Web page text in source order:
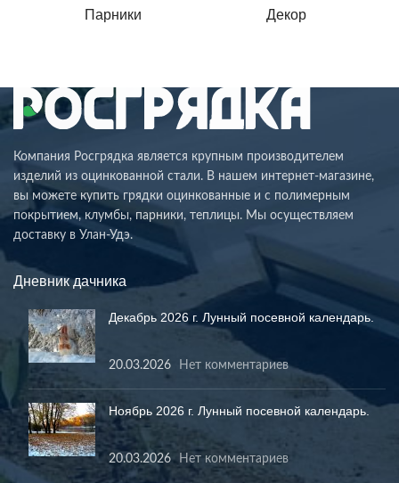
Парники Декор
Компания Росгрядка является крупным производителем
изделий из оцинкованной стали. В нашем интернет-магазине,
вы можете купить грядки оцинкованные и с полимерным
покрытием, клумбы, парники, теплицы. Мы осуществляем
доставку в Улан-Удэ.
Дневник дачника
Декабрь 2026 г. Лунный посевной календарь.
20.03.2026 Нет комментариев
Ноябрь 2026 г. Лунный посевной календарь.
20.03.2026 Нет комментариев